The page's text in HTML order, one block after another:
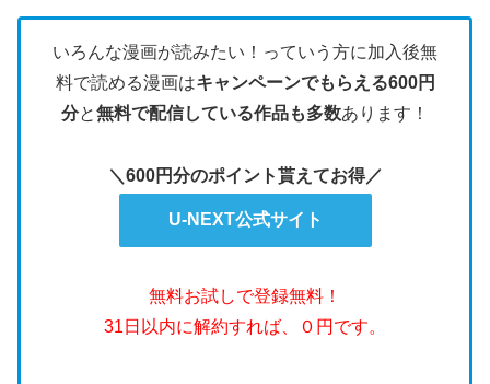
いろんな漫画が読みたい！っていう方に加入後無
料で読める漫画はキャンペーンでもらえる600円
分と無料で配信している作品も多数あります！
＼600円分のポイント貰えてお得／
U-NEXT公式サイト
無料お試しで登録無料！
31日以内に解約すれば、０円です。